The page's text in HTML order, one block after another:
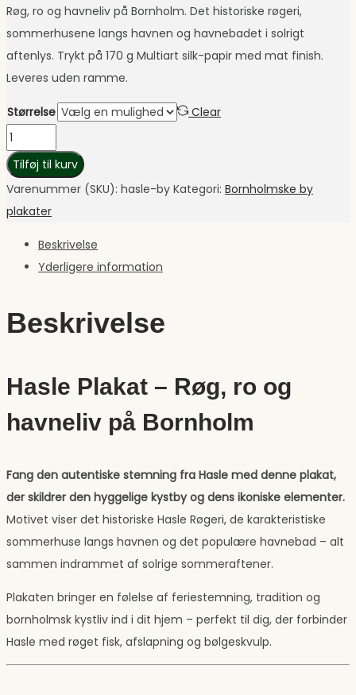
210,00 kr.
Røg, ro og havneliv på Bornholm. Det historiske røgeri,
sommerhusene langs havnen og havnebadet i solrigt
aftenlys. Trykt på 170 g Multiart silk-papir med mat finish.
Leveres uden ramme.
Størrelse
Clear
Hasle
By
Plakat
Tilføj til kurv
Varenummer (SKU): hasle-by Kategori: Bornholmske by
plakater
Beskrivelse
Yderligere information
Beskrivelse
Hasle Plakat – Røg, ro og
havneliv på Bornholm
Fang den autentiske stemning fra Hasle med denne plakat,
der skildrer den hyggelige kystby og dens ikoniske elementer.
Motivet viser det historiske Hasle Røgeri, de karakteristiske
sommerhuse langs havnen og det populære havnebad – alt
sammen indrammet af solrige sommeraftener.
Plakaten bringer en følelse af feriestemning, tradition og
bornholmsk kystliv ind i dit hjem – perfekt til dig, der forbinder
Hasle med røget fisk, afslapning og bølgeskvulp.